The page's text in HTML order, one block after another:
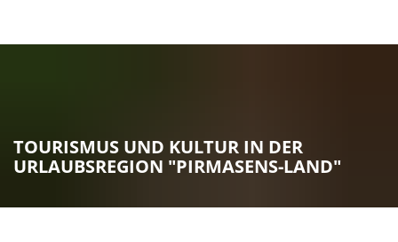
TOURISMUS UND KULTUR IN DER
URLAUBSREGION "PIRMASENS-LAND"